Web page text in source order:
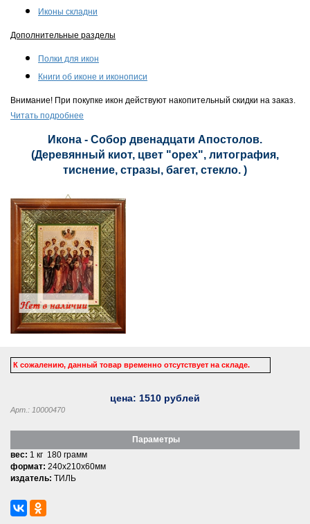
Иконы складни
Дополнительные разделы
Полки для икон
Книги об иконе и иконописи
Внимание! При покупке икон действуют накопительный скидки на заказ.
Читать подробнее
Икона - Собор двенадцати Апостолов.
(Деревянный киот, цвет "орех", литография,
тиснение, стразы, багет, стекло. )
К сожалению, данный товар временно отсутствует на складе.
цена: 1510 рублей
Арт.: 10000470
Параметры
вес: 1 кг 180 грамм
формат: 240x210x60мм
издатель: ТИЛЬ